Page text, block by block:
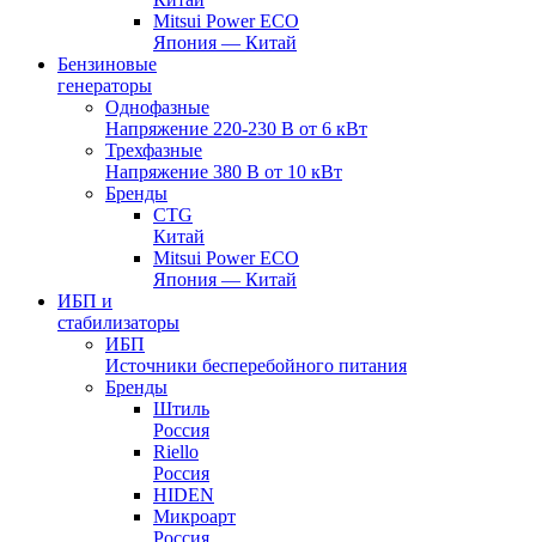
Mitsui Power ECO
Япония — Китай
Бензиновые
генераторы
Однофазные
Напряжение 220-230 В от 6 кВт
Трехфазные
Напряжение 380 В от 10 кВт
Бренды
CTG
Китай
Mitsui Power ECO
Япония — Китай
ИБП и
стабилизаторы
ИБП
Источники бесперебойного питания
Бренды
Штиль
Россия
Riello
Россия
HIDEN
Микроарт